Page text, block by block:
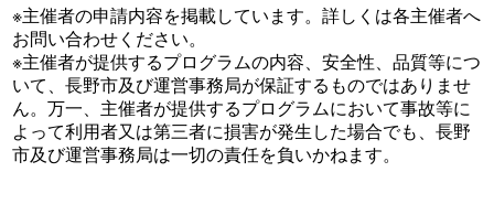
※主催者の申請内容を掲載しています。詳しくは各主催者へ
お問い合わせください。
※主催者が提供するプログラムの内容、安全性、品質等につ
いて、長野市及び運営事務局が保証するものではありませ
ん。万一、主催者が提供するプログラムにおいて事故等に
よって利用者又は第三者に損害が発生した場合でも、長野
市及び運営事務局は一切の責任を負いかねます。